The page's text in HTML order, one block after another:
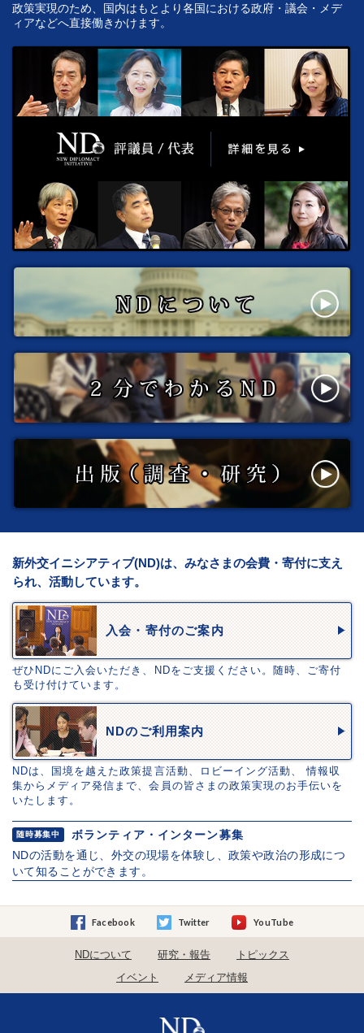
政策実現のため、国内はもとより各国における政府・議会・メデ
ィアなどへ直接働きかけます。
新外交イニシアティブ(ND)は、みなさまの会費・寄付に支え
られ、活動しています。
入会・寄付のご案内
ぜひNDにご入会いただき、NDをご支援ください。随時、ご寄付
も受け付けています。
NDのご利用案内
NDは、国境を越えた政策提言活動、ロビーイング活動、 情報収
集からメディア発信まで、会員の皆さまの政策実現のお手伝いを
いたします。
随時募集中
ボランティア・インターン募集
NDの活動を通じ、外交の現場を体験し、政策や政治の形成につ
いて知ることができます。
Facebook Twitter YouTube
NDについて 研究・報告
トピックス
イベント
メディア情報